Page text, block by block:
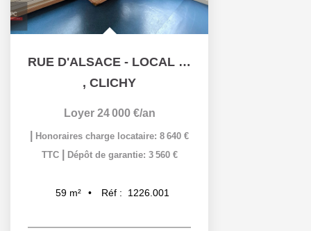
RUE D'ALSACE - LOCAL COMMERCIAL/BUREAUX - 59M²
, CLICHY
Loyer 24 000 €/an
Honoraires charge locataire: 8 640 €
TTC
Dépôt de garantie: 3 560 €
59 m² Réf : 1226.001